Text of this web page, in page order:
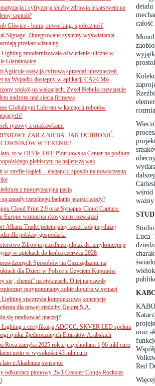
Luca
oraz
Red
i cyfryzacja służby zdrowia lekarstwem na
szpitali?
Gliwice - biura, coworking, społeczność
Signage. Zintegrowane systemy wyświetlania
przekaz wizualny
Lighting zmodernizowała oświetlenie uliczne w
Gierałtowice
Agricole rozwija cyfrową sprzedaż ubezpieczeń.
na Wypadki dostępny w aplikacji CA24 Mo
spokój na wakacjach. Zyxel Nebula rozwiązuje
nadzoru nad siecią firmową
Globalnym Liderem w kategorii robotów
ryżowy z truskawkami
ŻAR Z NIEBA. JAK OCHRONIĆ
W TERENIE?
to w OFFie. OFF Piotrkowska Center na podium
plebiscytu na najlepszą wak
w strefie kąpieli – elegancki sposób na nowoczesną
z motoryzacyjną pasją
są zasady rzetelnego badania jakości wody?
Cloud Print 2.0 oraz Synappx Cloud Capture.
Europe wzmacnia ekosystem rozwiązań
Allianz Trade: potencjalny koszt kolejnej dużej
dla polskiej gospodarki
Zdrowia przedłuża pilotaż ds. antykoncepcji
w aptekach do końca czerwca 2028
Sposobów na Oszczędzanie na
dla Dzieci w Polsce z Użyciem Kuponów
się „chemii” na etykietach. O tej naprawdę
przypominamy sobie dopiero w sytuacj
Lighting stworzyła kompleksową koncepcję
dla nowej siedziby Dektra S.A.
się randkować inaczej?
Lighting z certyfikacją ADQCC. SKVER LED spełnia
rynku Zjednoczonych Emiratów Arabskich
Roca zamyka 2025 rok z przychodami 1,96 mld euro
netto w wysokości 43 mln euro
lato z Akademią swisspor
odkurzacz pionowy 2w1 Cecotec Conga Rockstar